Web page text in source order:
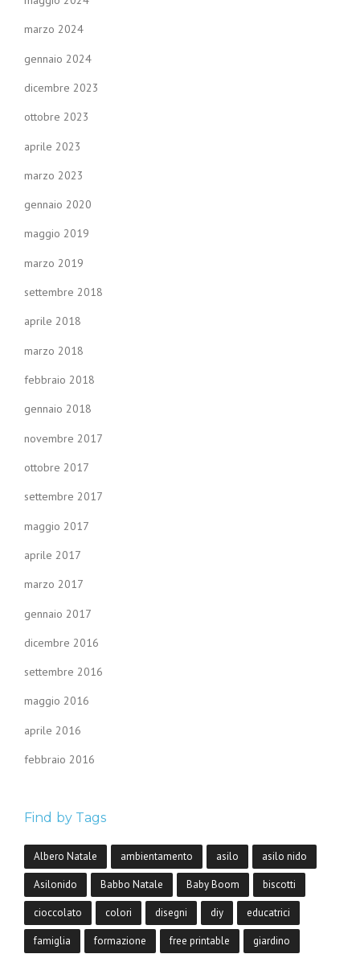
marzo 2024
gennaio 2024
dicembre 2023
ottobre 2023
aprile 2023
marzo 2023
gennaio 2020
maggio 2019
marzo 2019
settembre 2018
aprile 2018
marzo 2018
febbraio 2018
gennaio 2018
novembre 2017
ottobre 2017
settembre 2017
maggio 2017
aprile 2017
marzo 2017
gennaio 2017
dicembre 2016
settembre 2016
maggio 2016
aprile 2016
febbraio 2016
Find by Tags
Albero Natale ambientamento asilo asilo nido
Asilonido Babbo Natale Baby Boom biscotti
cioccolato colori disegni diy educatrici
famiglia formazione free printable giardino